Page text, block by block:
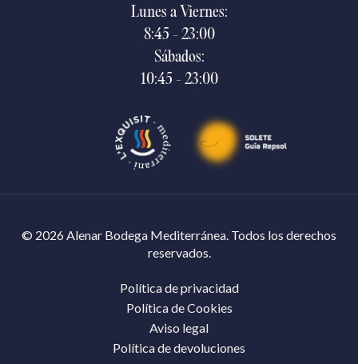
Lunes a Viernes:
8:45 - 23:00
Sábados:
10:45 - 23:00
© 2026 Alenar Bodega Mediterránea. Todos los derechos
reservados.
Política de privacidad
Política de Cookies
Aviso legal
Política de devoluciones